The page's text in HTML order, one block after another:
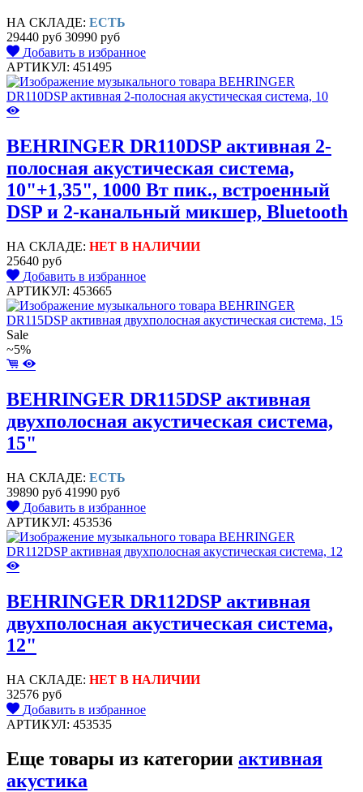
НА СКЛАДЕ: ЕСТЬ
29440 руб 30990 руб
Добавить в избранное
АРТИКУЛ: 451495
BEHRINGER DR110DSP активная 2-
полосная акустическая система,
10"+1,35", 1000 Вт пик., встроенный
DSP и 2-канальный микшер, Bluetooth
НА СКЛАДЕ: НЕТ В НАЛИЧИИ
25640 руб
Добавить в избранное
АРТИКУЛ: 453665
Sale
~5%
BEHRINGER DR115DSP активная
двухполосная акустическая система,
15"
НА СКЛАДЕ: ЕСТЬ
39890 руб 41990 руб
Добавить в избранное
АРТИКУЛ: 453536
BEHRINGER DR112DSP активная
двухполосная акустическая система,
12"
НА СКЛАДЕ: НЕТ В НАЛИЧИИ
32576 руб
Добавить в избранное
АРТИКУЛ: 453535
Еще товары из категории активная
акустика